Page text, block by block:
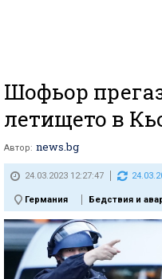
Шофьор
летището в
Автор: news.bg
24.03.2023 12:27:47
Германия Бедствия и